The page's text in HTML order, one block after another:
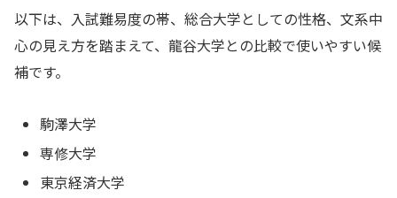
以下は、入試難易度の帯、総合大学としての性格、文系中
心の見え方を踏まえて、龍谷大学との比較で使いやすい候
補です。
駒澤大学
専修大学
東京経済大学